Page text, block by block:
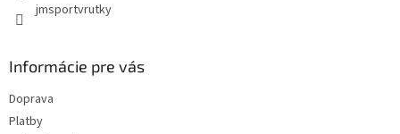
jmsportvrutky
Informácie pre vás
Doprava
Platby